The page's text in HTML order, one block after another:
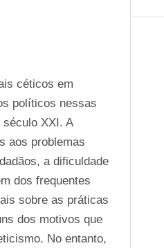
céticos em
políticos nessas
XXI. A
aos problemas
a dificuldade
dos frequentes
sobre as práticas
dos motivos que
No entanto,